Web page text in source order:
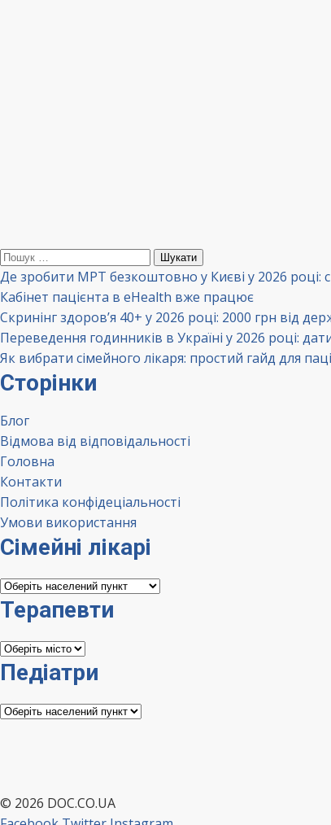
Пошук:
Де зробити МРТ безкоштовно у Києві у 2026 році:
Кабінет пацієнта в eHealth вже працює
Скринінг здоров’я 40+ у 2026 році: 2000 грн від
Переведення годинників в Україні у 2026 році:
Як вибрати сімейного лікаря: простий гайд для
Сторінки
Блог
Відмова від відповідальності
Головна
Контакти
Політика конфідеціальності
Умови використання
Сімейні лікарі
Сімейні
лікарі
Терапевти
Терапевти
Педіатри
Педіатри
© 2026 DOC.CO.UA